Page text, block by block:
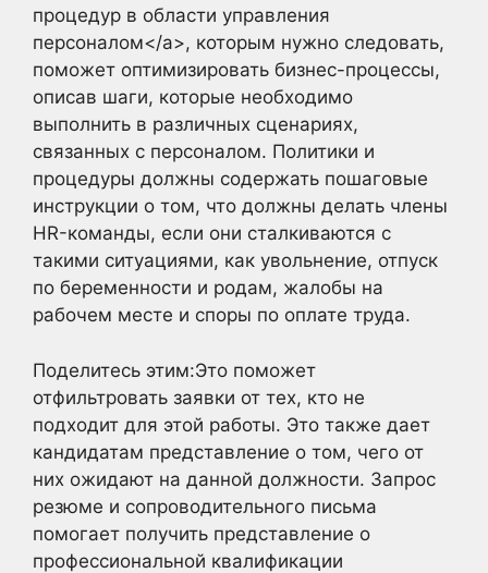
процедур в области управления
персоналом</a>, которым нужно следовать,
поможет оптимизировать бизнес-процессы,
описав шаги, которые необходимо
выполнить в различных сценариях,
связанных с персоналом. Политики и
процедуры должны содержать пошаговые
инструкции о том, что должны делать члены
HR-команды, если они сталкиваются с
такими ситуациями, как увольнение, отпуск
по беременности и родам, жалобы на
рабочем месте и споры по оплате труда.
Поделитесь этим:Это поможет
отфильтровать заявки от тех, кто не
подходит для этой работы. Это также дает
кандидатам представление о том, чего от
них ожидают на данной должности. Запрос
резюме и сопроводительного письма
помогает получить представление о
профессиональной квалификации